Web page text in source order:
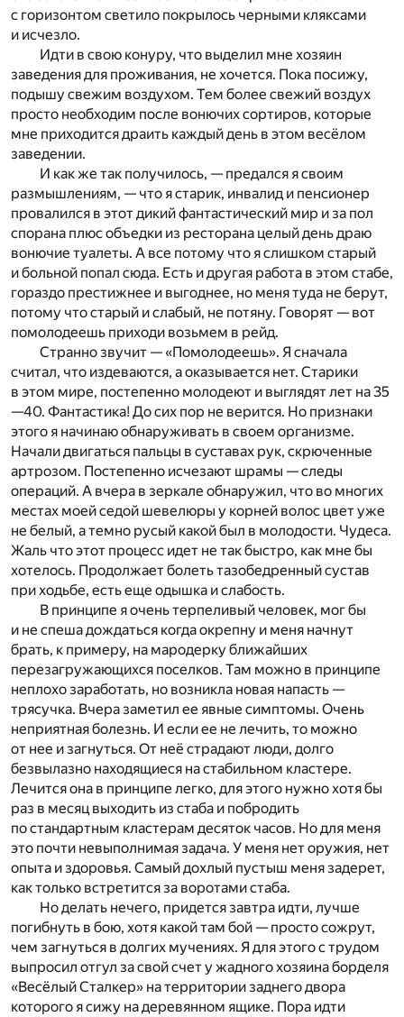
с горизонтом светило покрылось черными кляксами
и исчезло.
Идти в свою конуру, что выделил мне хозяин
заведения для проживания, не хочется. Пока посижу,
подышу свежим воздухом. Тем более свежий воздух
просто необходим после вонючих сортиров, которые
мне приходится драить каждый день в этом весёлом
заведении.
И как же так получилось, — предался я своим
размышлениям, — что я старик, инвалид и пенсионер
провалился в этот дикий фантастический мир и за пол
спорана плюс объедки из ресторана целый день драю
вонючие туалеты. А все потому что я слишком старый
и больной попал сюда. Есть и другая работа в этом стабе,
гораздо престижнее и выгоднее, но меня туда не берут,
потому что старый и слабый, не потяну. Говорят — вот
помолодеешь приходи возьмем в рейд.
Странно звучит — «Помолодеешь». Я сначала
считал, что издеваются, а оказывается нет. Старики
в этом мире, постепенно молодеют и выглядят лет на 35
—40. Фантастика! До сих пор не верится. Но признаки
этого я начинаю обнаруживать в своем организме.
Начали двигаться пальцы в суставах рук, скрюченные
артрозом. Постепенно исчезают шрамы — следы
операций. А вчера в зеркале обнаружил, что во многих
местах моей седой шевелюры у корней волос цвет уже
не белый, а темно русый какой был в молодости. Чудеса.
Жаль что этот процесс идет не так быстро, как мне бы
хотелось. Продолжает болеть тазобедренный сустав
при ходьбе, есть еще одышка и слабость.
В принципе я очень терпеливый человек, мог бы
и не спеша дождаться когда окрепну и меня начнут
брать, к примеру, на мародерку ближайших
перезагружающихся поселков. Там можно в принципе
неплохо заработать, но возникла новая напасть —
трясучка. Вчера заметил ее явные симптомы. Очень
неприятная болезнь. И если ее не лечить, то можно
от нее и загнуться. От неё страдают люди, долго
безвылазно находящиеся на стабильном кластере.
Лечится она в принципе легко, для этого нужно хотя бы
раз в месяц выходить из стаба и побродить
по стандартным кластерам десяток часов. Но для меня
это почти невыполнимая задача. У меня нет оружия, нет
опыта и здоровья. Самый дохлый пустыш меня задерет,
как только встретится за воротами стаба.
Но делать нечего, придется завтра идти, лучше
погибнуть в бою, хотя какой там бой — просто сожрут,
чем загнуться в долгих мучениях. Я для этого с трудом
выпросил отгул за свой счет у жадного хозяина борделя
«Весёлый Сталкер» на территории заднего двора
которого я сижу на деревянном ящике. Пора идти